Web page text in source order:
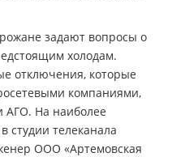
задают вопросы о
холодам.
отключения, которые
компаниями,
На наиболее
студии телеканала
ООО «Артемовская